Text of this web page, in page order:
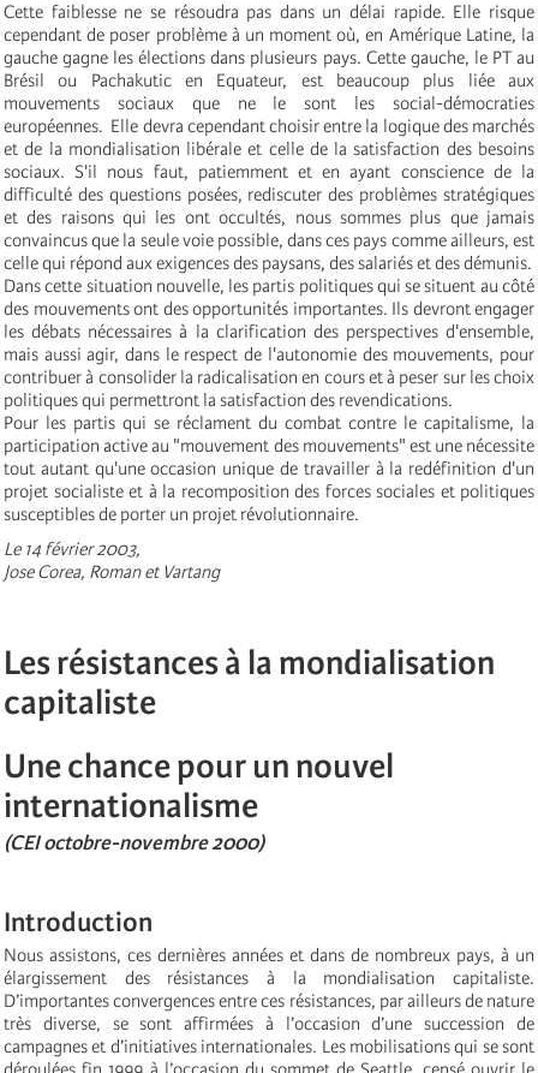
Cette faiblesse ne se résoudra pas dans un délai rapide. Elle risque
cependant de poser problème à un moment où, en Amérique Latine, la
gauche gagne les élections dans plusieurs pays. Cette gauche, le PT au
Brésil ou Pachakutic en Equateur, est beaucoup plus liée aux
mouvements sociaux que ne le sont les social-démocraties
européennes. Elle devra cependant choisir entre la logique des marchés
et de la mondialisation libérale et celle de la satisfaction des besoins
sociaux. S'il nous faut, patiemment et en ayant conscience de la
difficulté des questions posées, rediscuter des problèmes stratégiques
et des raisons qui les ont occultés, nous sommes plus que jamais
convaincus que la seule voie possible, dans ces pays comme ailleurs, est
celle qui répond aux exigences des paysans, des salariés et des démunis.
Dans cette situation nouvelle, les partis politiques qui se situent au côté
des mouvements ont des opportunités importantes. Ils devront engager
les débats nécessaires à la clarification des perspectives d'ensemble,
mais aussi agir, dans le respect de l'autonomie des mouvements, pour
contribuer à consolider la radicalisation en cours et à peser sur les choix
politiques qui permettront la satisfaction des revendications.
Pour les partis qui se réclament du combat contre le capitalisme, la
participation active au "mouvement des mouvements" est une nécessite
tout autant qu'une occasion unique de travailler à la redéfinition d'un
projet socialiste et à la recomposition des forces sociales et politiques
susceptibles de porter un projet révolutionnaire.
Le 14 février 2003,
Jose Corea, Roman et Vartang
Les résistances à la mondialisation
capitaliste
Une chance pour un nouvel
internationalisme
(CEI octobre-novembre 2000)
Introduction
Nous assistons, ces dernières années et dans de nombreux pays, à un
élargissement des résistances à la mondialisation capitaliste.
D’importantes convergences entre ces résistances, par ailleurs de nature
très diverse, se sont affirmées à l’occasion d’une succession de
campagnes et d’initiatives internationales. Les mobilisations qui se sont